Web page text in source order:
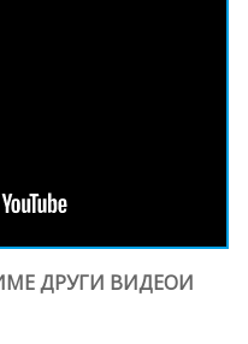
ДРУГИ ВИДЕОИ